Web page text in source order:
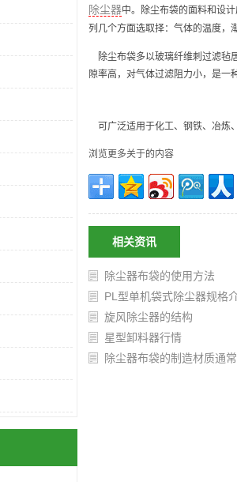
除尘器中。 除尘布袋的面料和设
列几个方面选取择：气体的温度，
除尘布袋多以玻璃纤维刺过滤毡
隙率高，对气体过滤阻力小，是一
可广泛适用于化工、钢铁、冶炼
浏览更多关于的内容
相关资讯
除尘器布袋的使用方法
PL型单机袋式除尘器规格
旋风除尘器的结构
星型卸料器行情
除尘器布袋的制造材质通